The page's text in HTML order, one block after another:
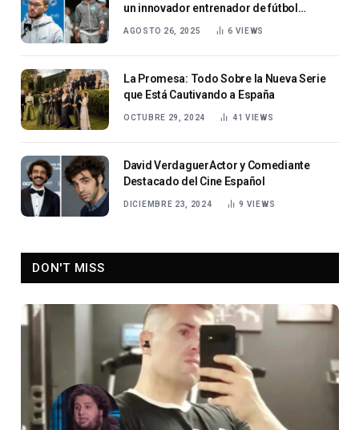
un innovador entrenador de fútbol
AGOSTO 26, 2025 6 VIEWS
La Promesa: Todo Sobre la Nueva Serie
que Está Cautivando a España
OCTUBRE 29, 2024 41VIEWS
David VerdaguerActor y Comediante
Destacado del Cine Español
DICIEMBRE 23, 2024 9 VIEWS
DON'T MISS